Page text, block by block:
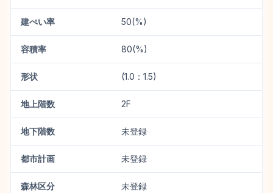
建ぺい率 50(%)
容積率 80(%)
形状 (1.0：1.5)
地上階数 2F
地下階数 未登録
都市計画 未登録
森林区分 未登録